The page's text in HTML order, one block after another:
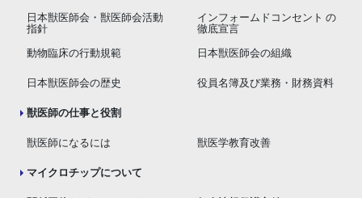
日本獣医師会・獣医師会活動
指針
インフォームドコンセント の
徹底宣言
動物臨床の行動規範 日本獣医師会の組織
日本獣医師会の歴史 役員名簿及び業務・財務資料
獣医師の仕事と役割
獣医師になるには 獣医学教育改善
マイクロチップについて